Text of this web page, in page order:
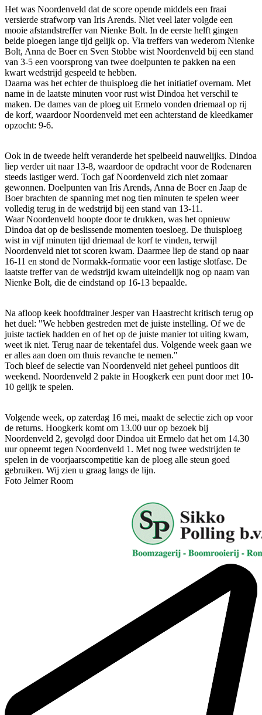
Het was Noordenveld dat de score opende middels een fraai
versierde strafworp van Iris Arends. Niet veel later volgde een
mooie afstandstreffer van Nienke Bolt. In de eerste helft gingen
beide ploegen lange tijd gelijk op. Via treffers van wederom Nienke
Bolt, Anna de Boer en Sven Stobbe wist Noordenveld bij een stand
van 3-5 een voorsprong van twee doelpunten te pakken na een
kwart wedstrijd gespeeld te hebben.
Daarna was het echter de thuisploeg die het initiatief overnam. Met
name in de laatste minuten voor rust wist Dindoa het verschil te
maken. De dames van de ploeg uit Ermelo vonden driemaal op rij
de korf, waardoor Noordenveld met een achterstand de kleedkamer
opzocht: 9-6.
Ook in de tweede helft veranderde het spelbeeld nauwelijks. Dindoa
liep verder uit naar 13-8, waardoor de opdracht voor de Rodenaren
steeds lastiger werd. Toch gaf Noordenveld zich niet zomaar
gewonnen. Doelpunten van Iris Arends, Anna de Boer en Jaap de
Boer brachten de spanning met nog tien minuten te spelen weer
volledig terug in de wedstrijd bij een stand van 13-11.
Waar Noordenveld hoopte door te drukken, was het opnieuw
Dindoa dat op de beslissende momenten toesloeg. De thuisploeg
wist in vijf minuten tijd driemaal de korf te vinden, terwijl
Noordenveld niet tot scoren kwam. Daarmee liep de stand op naar
16-11 en stond de Normakk-formatie voor een lastige slotfase. De
laatste treffer van de wedstrijd kwam uiteindelijk nog op naam van
Nienke Bolt, die de eindstand op 16-13 bepaalde.
Na afloop keek hoofdtrainer Jesper van Haastrecht kritisch terug op
het duel: "We hebben gestreden met de juiste instelling. Of we de
juiste tactiek hadden en of het op de juiste manier tot uiting kwam,
weet ik niet. Terug naar de tekentafel dus. Volgende week gaan we
er alles aan doen om thuis revanche te nemen."
Toch bleef de selectie van Noordenveld niet geheel puntloos dit
weekend. Noordenveld 2 pakte in Hoogkerk een punt door met 10-
10 gelijk te spelen.
Volgende week, op zaterdag 16 mei, maakt de selectie zich op voor
de returns. Hoogkerk komt om 13.00 uur op bezoek bij
Noordenveld 2, gevolgd door Dindoa uit Ermelo dat het om 14.30
uur opneemt tegen Noordenveld 1. Met nog twee wedstrijden te
spelen in de voorjaarscompetitie kan de ploeg alle steun goed
gebruiken. Wij zien u graag langs de lijn.
Foto Jelmer Room